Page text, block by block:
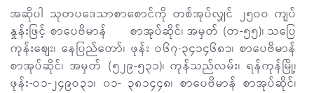
အဆိုပါ သုတပဒေသာစာစောင်ကို တစ်အုပ်လျှင် ၂၅ဝဝ ကျပ်
နှုန်းဖြင့် စာပေဗိမာန် စာအုပ်ဆိုင်၊ အမှတ် (တ-၅၅)၊ သပြေ
ကုန်းစျေး၊ နေပြည်တော်၊ ဖုန်း ဝ၆၇-၃၄၁၄၆၈၁၊ စာပေဗိမာန်
စာအုပ်ဆိုင်၊ အမှတ် (၅၂၉-၅၃၁)၊ ကုန်သည်လမ်း၊ ရန်ကုန်မြို့၊
ဖုန်း-ဝ၁-၂၄၉ဝ၃၁၊ ၀၁- ၃၈၁၄၄၈၊ စာပေဗိမာန် စာအုပ်ဆိုင်၊